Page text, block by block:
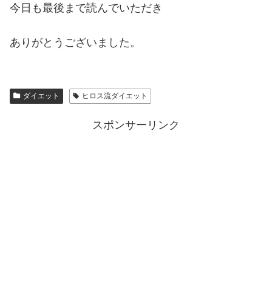
今日も最後まで読んでいただき
ありがとうございました。
ダイエット ヒロス流ダイエット
スポンサーリンク